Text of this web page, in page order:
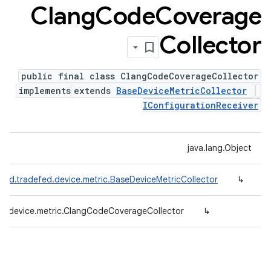
ClangCodeCoverage
Collector
public final class ClangCodeCoverageCollector
extends BaseDeviceMetricCollector
implements
IConfigurationReceiver
java.lang.Object
↳
↳